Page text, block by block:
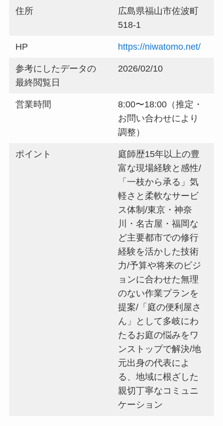
住所
広島県福山市佐波町
518-1
HP https://niwatomo.net/
参考にしたデータの
最終閲覧日
2026/02/10
営業時間
8:00〜18:00（推定・
お問い合わせにより
調整）
ポイント
庭師歴15年以上の豊
富な現場経験と感性/
「一枝から承る」気
軽さと柔軟なサービ
ス体制/東京・神奈
川・名古屋・福岡な
ど主要都市での修行
経験を活かした技術
力/予算や将来のビジ
ョンに合わせた無理
のない作業プランを
提案/「庭の便利屋さ
ん」として多岐にわ
たるお庭の悩みをワ
ンストップで解決/地
元出身の代表によ
る、地域に根ざした
親切丁寧なコミュニ
ケーション